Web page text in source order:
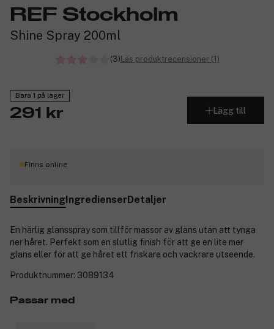
REF Stockholm
Shine Spray 200ml
(3)Läs produktrecensioner (1)
Bara 1 på lager
291 kr Lägg till
Finns online
BeskrivningIngredienserDetaljer
En härlig glansspray som tillför massor av glans utan att tynga
ner håret. Perfekt som en slutlig finish för att ge en lite mer
glans eller för att ge håret ett friskare och vackrare utseende.
Produktnummer: 3089134
Passar med